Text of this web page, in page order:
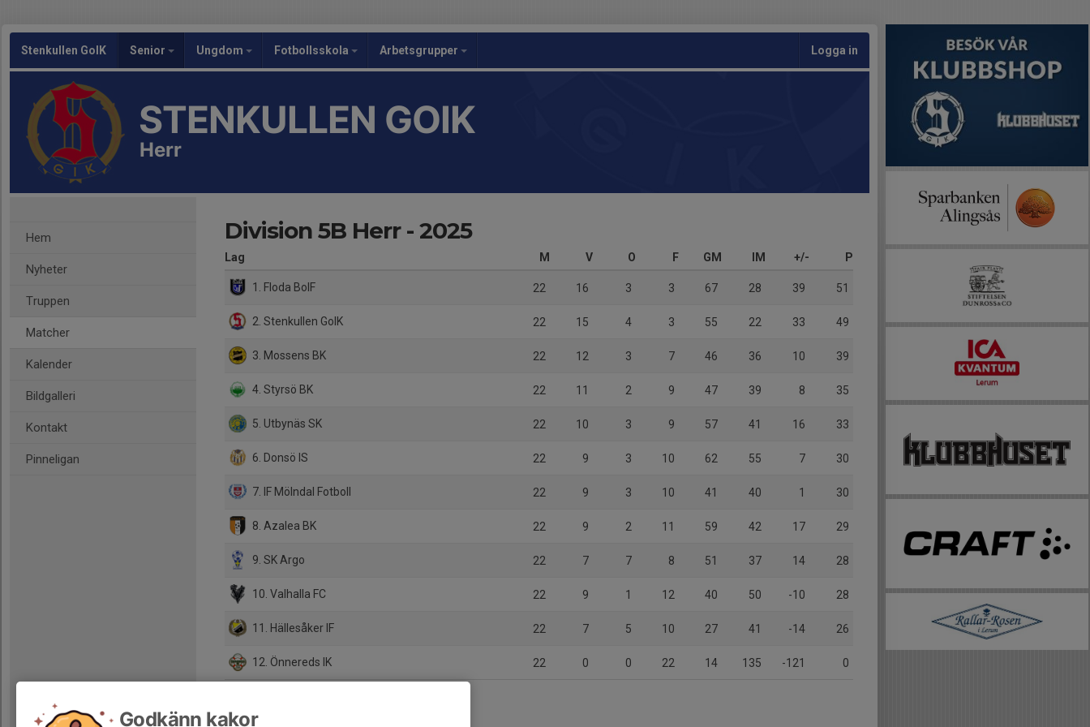
Stenkullen GoIK Senior Ungdom Fotbollsskola Arbetsgrupper Logga in
STENKULLEN GOIK
Herr
Hem
Nyheter
Truppen
Matcher
Kalender
Bildgalleri
Kontakt
Pinneligan
Division 5B Herr - 2025
Lag M V O F GM IM +/- P
1. Floda BoIF 22 16 3 3 67 28 39 51
2. Stenkullen GoIK 22 15 4 3 55 22 33 49
3. Mossens BK 22 12 3 7 46 36 10 39
4. Styrsö BK 22 11 2 9 47 39 8 35
5. Utbynäs SK 22 10 3 9 57 41 16 33
6. Donsö IS 22 9 3 10 62 55 7 30
7. IF Mölndal Fotboll 22 9 3 10 41 40 1 30
8. Azalea BK 22 9 2 11 59 42 17 29
9. SK Argo 22 7 7 8 51 37 14 28
10. Valhalla FC 22 9 1 12 40 50 -10 28
11. Hällesåker IF 22 7 5 10 27 41 -14 26
12. Önnereds IK 22 0 0 22 14 135 -121 0
Godkänn kakor